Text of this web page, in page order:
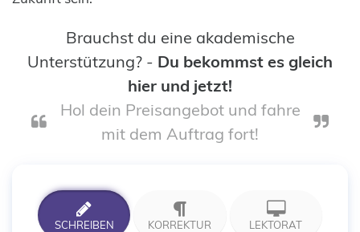
Brauchst du eine akademische
Unterstützung? - Du bekommst es gleich
hier und jetzt!
Hol dein Preisangebot und fahre
mit dem Auftrag fort!
SCHREIBEN KORREKTUR LEKTORAT